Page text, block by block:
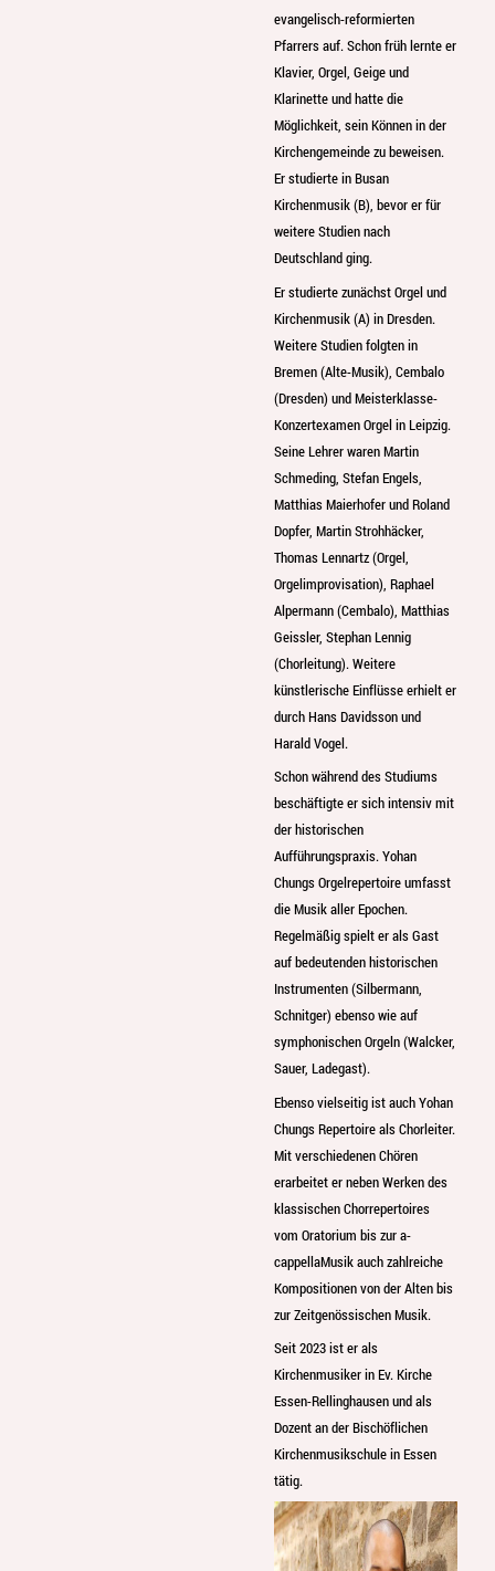
evangelisch-reformierten
Pfarrers auf. Schon früh lernte er
Klavier, Orgel, Geige und
Klarinette und hatte die
Möglichkeit, sein Können in der
Kirchengemeinde zu beweisen.
Er studierte in Busan
Kirchenmusik (B), bevor er für
weitere Studien nach
Deutschland ging.
Er studierte zunächst Orgel und
Kirchenmusik (A) in Dresden.
Weitere Studien folgten in
Bremen (Alte-Musik), Cembalo
(Dresden) und Meisterklasse-
Konzertexamen Orgel in Leipzig.
Seine Lehrer waren Martin
Schmeding, Stefan Engels,
Matthias Maierhofer und Roland
Dopfer, Martin Strohhäcker,
Thomas Lennartz (Orgel,
Orgelimprovisation), Raphael
Alpermann (Cembalo), Matthias
Geissler, Stephan Lennig
(Chorleitung). Weitere
künstlerische Einflüsse erhielt er
durch Hans Davidsson und
Harald Vogel.
Schon während des Studiums
beschäftigte er sich intensiv mit
der historischen
Aufführungspraxis. Yohan
Chungs Orgelrepertoire umfasst
die Musik aller Epochen.
Regelmäßig spielt er als Gast
auf bedeutenden historischen
Instrumenten (Silbermann,
Schnitger) ebenso wie auf
symphonischen Orgeln (Walcker,
Sauer, Ladegast).
Ebenso vielseitig ist auch Yohan
Chungs Repertoire als Chorleiter.
Mit verschiedenen Chören
erarbeitet er neben Werken des
klassischen Chorrepertoires
vom Oratorium bis zur a-
cappellaMusik auch zahlreiche
Kompositionen von der Alten bis
zur Zeitgenössischen Musik.
Seit 2023 ist er als
Kirchenmusiker in Ev. Kirche
Essen-Rellinghausen und als
Dozent an der Bischöflichen
Kirchenmusikschule in Essen
tätig.